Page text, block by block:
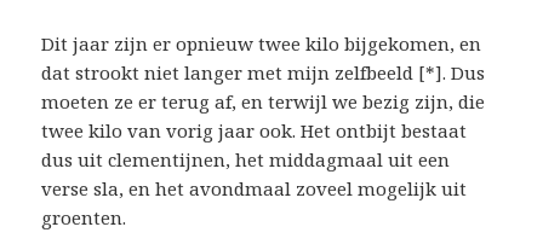
Dit jaar zijn er opnieuw twee kilo bijgekomen, en
dat strookt niet langer met mijn zelfbeeld [*]. Dus
moeten ze er terug af, en terwijl we bezig zijn, die
twee kilo van vorig jaar ook. Het ontbijt bestaat
dus uit clementijnen, het middagmaal uit een
verse sla, en het avondmaal zoveel mogelijk uit
groenten.